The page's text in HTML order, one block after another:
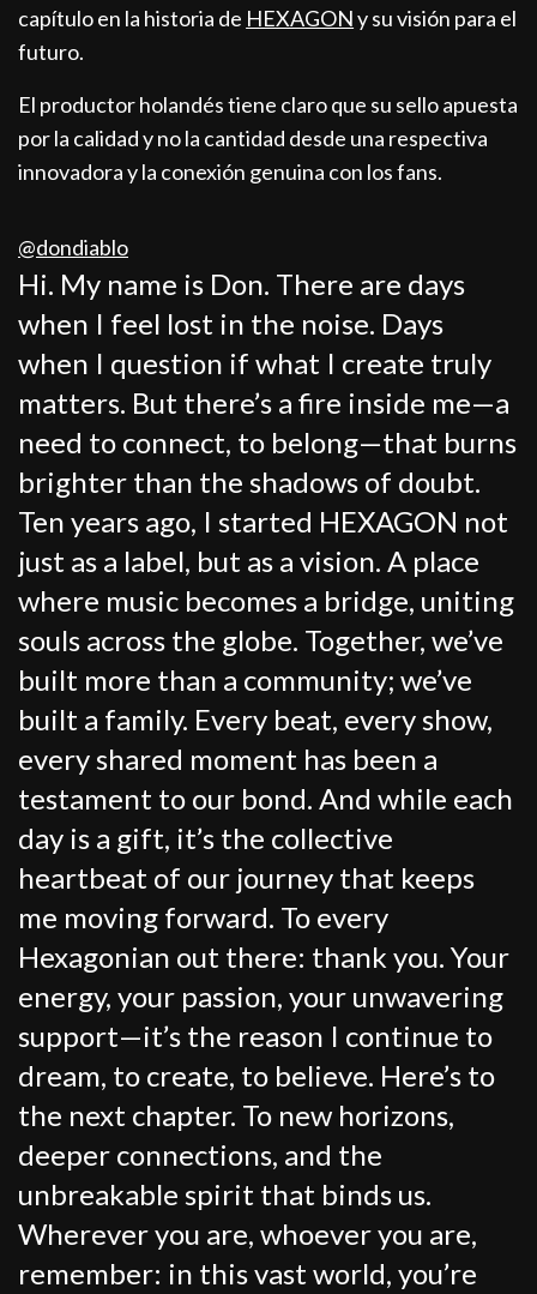
capítulo en la historia de HEXAGONy su visión para el
futuro.
El productor holandés tiene claro que su sello apuesta
por la calidad y no la cantidad desde una respectiva
innovadora y la conexión genuina con los fans.
@dondiablo
Hi. My name is Don. There are days
when I feel lost in the noise. Days
when I question if what I create truly
matters. But there’s a fire inside me—a
need to connect, to belong—that burns
brighter than the shadows of doubt.
Ten years ago, I started HEXAGON not
just as a label, but as a vision. A place
where music becomes a bridge, uniting
souls across the globe. Together, we’ve
built more than a community; we’ve
built a family. Every beat, every show,
every shared moment has been a
testament to our bond. And while each
day is a gift, it’s the collective
heartbeat of our journey that keeps
me moving forward. To every
Hexagonian out there: thank you. Your
energy, your passion, your unwavering
support—it’s the reason I continue to
dream, to create, to believe. Here’s to
the next chapter. To new horizons,
deeper connections, and the
unbreakable spirit that binds us.
Wherever you are, whoever you are,
remember: in this vast world, you’re